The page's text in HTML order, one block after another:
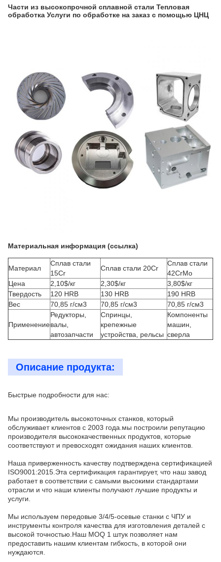
Части из высокопрочной сплавной стали Тепловая
обработка Услуги по обработке на заказ с помощью ЦНЦ
Материальная информация (ссылка)
Материал
Сплав стали
15Cr
Сплав стали 20Cr
Сплав стали
42CrMo
Цена
2,10$/кг 2,30$/кг
3,80$/кг
Твердость
120 HRB 130 HRB
190 HRB
Вес
70,85 г/см3 70,85 г/см3 70,85 г/см3
Применение
Редукторы,
валы,
автозапчасти
Спринцы,
крепежные
устройства, рельсы
Компоненты
машин,
сверла
Описание продукта:
Быстрые подробности для нас:
Мы производитель высокоточных станков, который
обслуживает клиентов с 2003 года.мы построили репутацию
производителя высококачественных продуктов, которые
соответствуют и превосходят ожидания наших клиентов.
Наша приверженность качеству подтверждена сертификацией
ISO9001:2015.Эта сертификация гарантирует, что наш завод
работает в соответствии с самыми высокими стандартами
отрасли и что наши клиенты получают лучшие продукты и
услуги.
Мы используем передовые 3/4/5-осевые станки с ЧПУ и
инструменты контроля качества для изготовления деталей с
высокой точностью.Наш MOQ 1 штук позволяет нам
предоставить нашим клиентам гибкость, в которой они
нуждаются.